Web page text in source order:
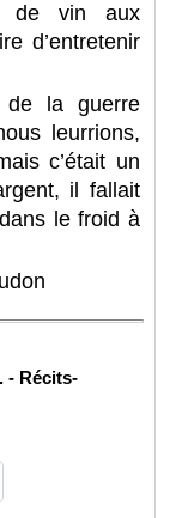
de vin aux
d’entretenir
la guerre
leurrions,
c’était un
il fallait
le froid à
- Récits-